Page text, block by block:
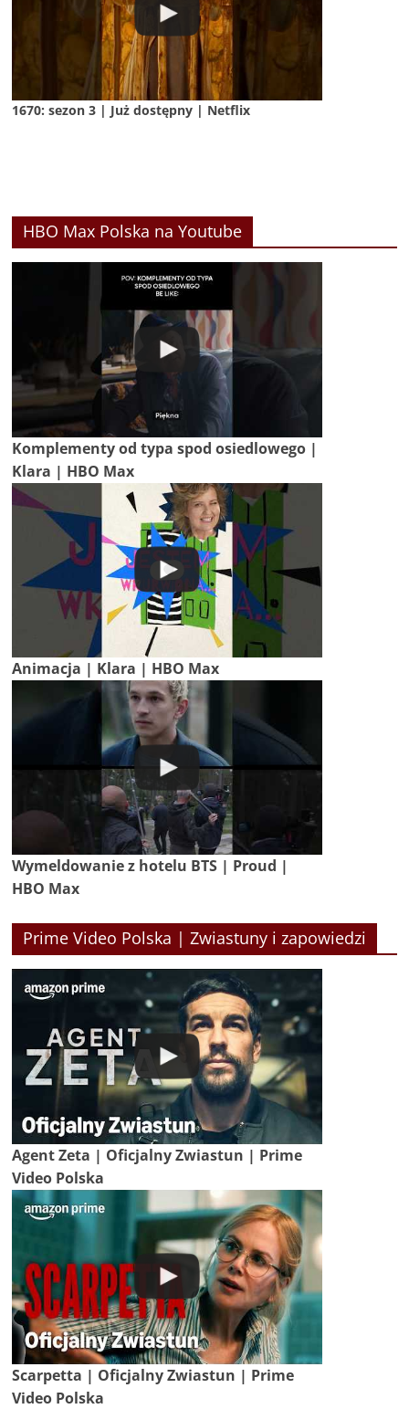
1670: sezon 3 | Już dostępny | Netflix
HBO Max Polska na Youtube
Komplementy od typa spod osiedlowego |
Klara | HBO Max
Animacja | Klara | HBO Max
Wymeldowanie z hotelu BTS | Proud |
HBO Max
Prime Video Polska | Zwiastuny i zapowiedzi
Agent Zeta | Oficjalny Zwiastun | Prime
Video Polska
Scarpetta | Oficjalny Zwiastun | Prime
Video Polska